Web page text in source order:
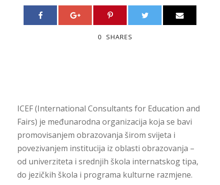
0 SHARES
ICEF (International Consultants for Education and
Fairs) je međunarodna organizacija koja se bavi
promovisanjem obrazovanja širom svijeta i
povezivanjem institucija iz oblasti obrazovanja –
od univerziteta i srednjih škola internatskog tipa,
do jezičkih škola i programa kulturne razmjene.